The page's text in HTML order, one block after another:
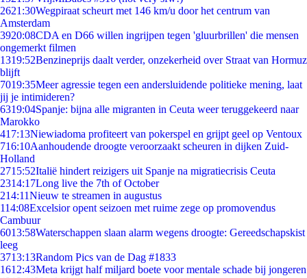
2621:30Wegpiraat scheurt met 146 km/u door het centrum van
Amsterdam
3920:08CDA en D66 willen ingrijpen tegen 'gluurbrillen' die mensen
ongemerkt filmen
1319:52Benzineprijs daalt verder, onzekerheid over Straat van Hormuz
blijft
7019:35Meer agressie tegen een andersluidende politieke mening, laat
jij je intimideren?
6319:04Spanje: bijna alle migranten in Ceuta weer teruggekeerd naar
Marokko
417:13Niewiadoma profiteert van pokerspel en grijpt geel op Ventoux
716:10Aanhoudende droogte veroorzaakt scheuren in dijken Zuid-
Holland
2715:52Italië hindert reizigers uit Spanje na migratiecrisis Ceuta
2314:17Long live the 7th of October
214:11Nieuw te streamen in augustus
114:08Excelsior opent seizoen met ruime zege op promovendus
Cambuur
6013:58Waterschappen slaan alarm wegens droogte: Gereedschapskist
leeg
3713:13Random Pics van de Dag #1833
1612:43Meta krijgt half miljard boete voor mentale schade bij jongeren